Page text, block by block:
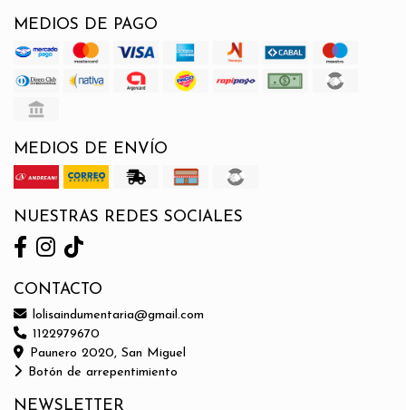
MEDIOS DE PAGO
MEDIOS DE ENVÍO
NUESTRAS REDES SOCIALES
CONTACTO
lolisaindumentaria@gmail.com
1122979670
Paunero 2020, San Miguel
Botón de arrepentimiento
NEWSLETTER